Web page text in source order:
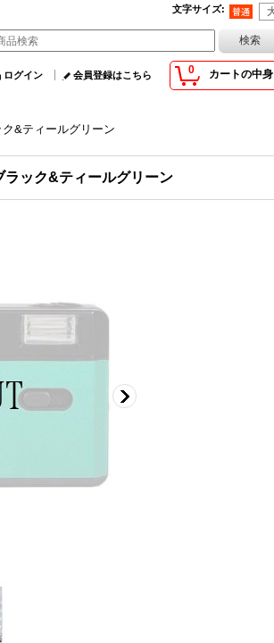
文字サイズ:
0 カートの中身
ログイン 会員登録はこちら
&ティールグリーン
ラック&ティールグリーン